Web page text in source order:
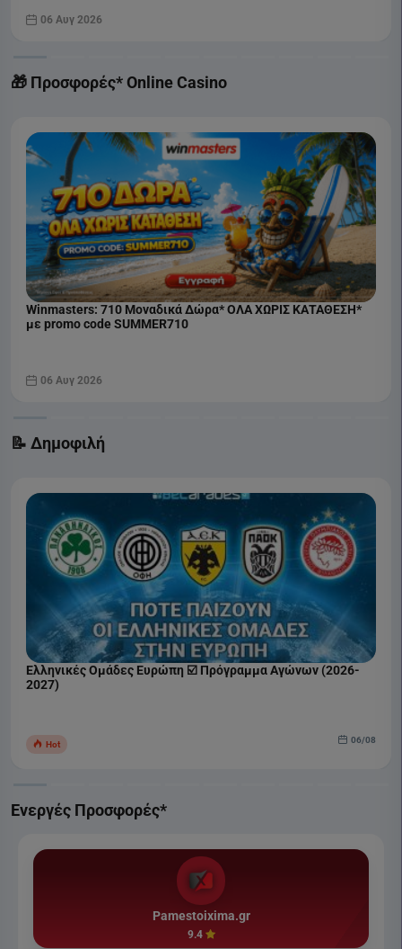
06 Αυγ 2026
🎁 Προσφορές* Online Casino
Winmasters: 710 Μοναδικά Δώρα* ΟΛΑ ΧΩΡΙΣ ΚΑΤΑΘΕΣΗ*
με promo code SUMMER710
06 Αυγ 2026
📝 Δημοφιλή
Ελληνικές Ομάδες Ευρώπη ☑️ Πρόγραμμα Αγώνων (2026-
2027)
Hot 06/08
Ενεργές Προσφορές*
Pamestoixima.gr
9.4